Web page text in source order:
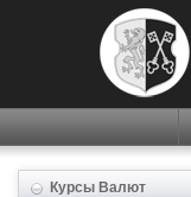
Курсы Валют